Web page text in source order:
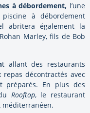
à débordement, l’une
à débordement
abritera également la
Marley, fils de Bob
t allant des restaurants
décontractés avec
préparés. En plus des
Rooftop, le restaurant
méditerranéen.